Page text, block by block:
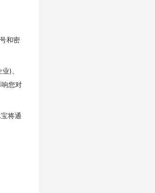
和密
)、
您对
将通